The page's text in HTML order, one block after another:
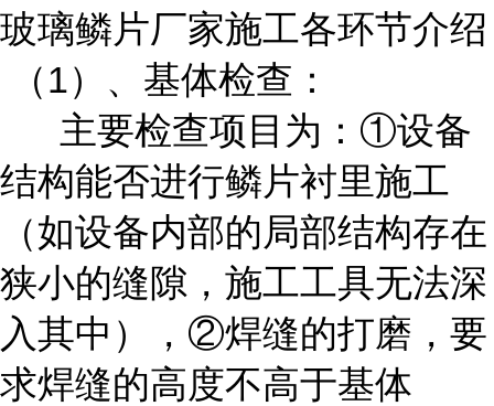
玻璃鳞片厂家施工各环节介绍
（1）、基体检查：
主要检查项目为：①设备
结构能否进行鳞片衬里施工
（如设备内部的局部结构存在
狭小的缝隙，施工工具无法深
入其中），②焊缝的打磨，要
求焊缝的高度不高于基体